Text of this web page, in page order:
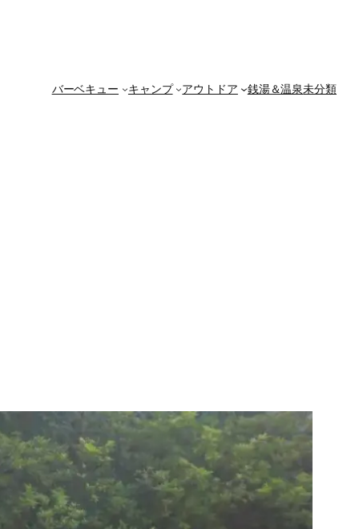
バーベキュー キャンプ アウトドア 銭湯＆温泉未分類